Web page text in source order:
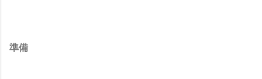
準備